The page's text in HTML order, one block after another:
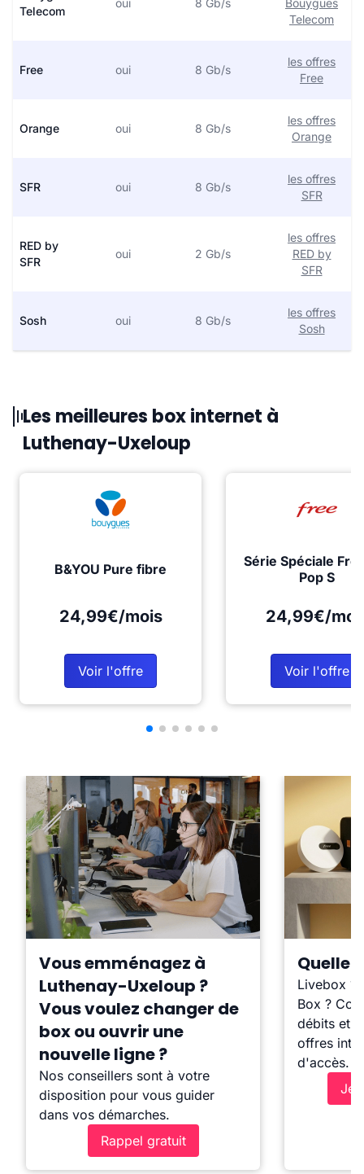
Telecom
oui 8 Gb/s
Bouygues
Telecom
Free oui 8 Gb/s
les offres
Free
Orange oui 8 Gb/s
les offres
Orange
SFR oui 8 Gb/s
les offres
SFR
RED by
SFR
oui 2 Gb/s
les offres
RED by
SFR
Sosh oui 8 Gb/s
les offres
Sosh
Les meilleures box internet à
Luthenay-Uxeloup
B&YOU Pure fibre
24,99€/mois
Voir l'offre
Série Spéciale
Pop S
24,99€/
Voir l'offre
Vous emménagez à
Luthenay-Uxeloup ?
Vous voulez changer de
box ou ouvrir une
nouvelle ligne ?
Nos conseillers sont à votre
disposition pour vous guider
dans vos démarches.
Rappel gratuit
Quelle
Livebox ?
Box ?
débits et
offres
d'accès.
Je